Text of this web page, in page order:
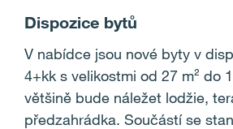
Dispozice bytů
V nabídce jsou nové byty v
4+kk s velikostmi od 27 m² do
většině bude náležet lodžie,
předzahrádka. Součástí se